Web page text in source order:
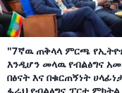
"7ኛዉ ጠቅላላ ምርጫ
እንዲሆን መላዉ የብልፅግና
በፅናት እና በቁርጠኝነት